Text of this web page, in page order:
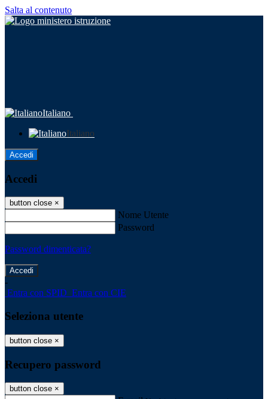
Salta al contenuto
Italiano
Italiano
Accedi
Accedi
button close ×
Nome Utente
Password
Password dimenticata?
-
Entra con SPID Entra con CIE
Seleziona utente
button close ×
Recupero password
button close ×